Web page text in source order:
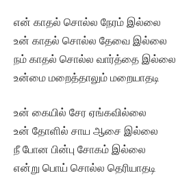
என் காதல் சொல்ல நேரம் இல்லை
உன் காதல் சொல்ல தேவை இல்லை
நம் காதல் சொல்ல வார்த்தை இல்லை
உன்மை மறைத்தாலும் மறையாதடி
உன் கையில் சேர ஏங்கவில்லை
உன் தோளில் சாய ஆசை இல்லை
நீ போன பின்பு சோகம் இல்லை
என்று பொய் சொல்ல தெரியாதடி